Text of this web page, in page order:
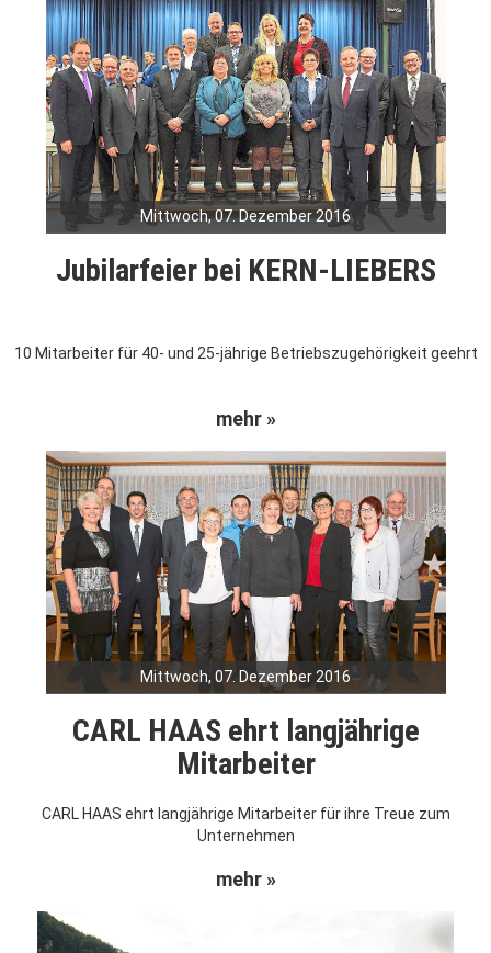
Mittwoch, 07. Dezember 2016
Jubilarfeier bei KERN-LIEBERS
10 Mitarbeiter für 40- und 25-jährige Betriebszugehörigkeit geehrt
mehr »
Mittwoch, 07. Dezember 2016
CARL HAAS ehrt langjährige
Mitarbeiter
CARL HAAS ehrt langjährige Mitarbeiter für ihre Treue zum
Unternehmen
mehr »